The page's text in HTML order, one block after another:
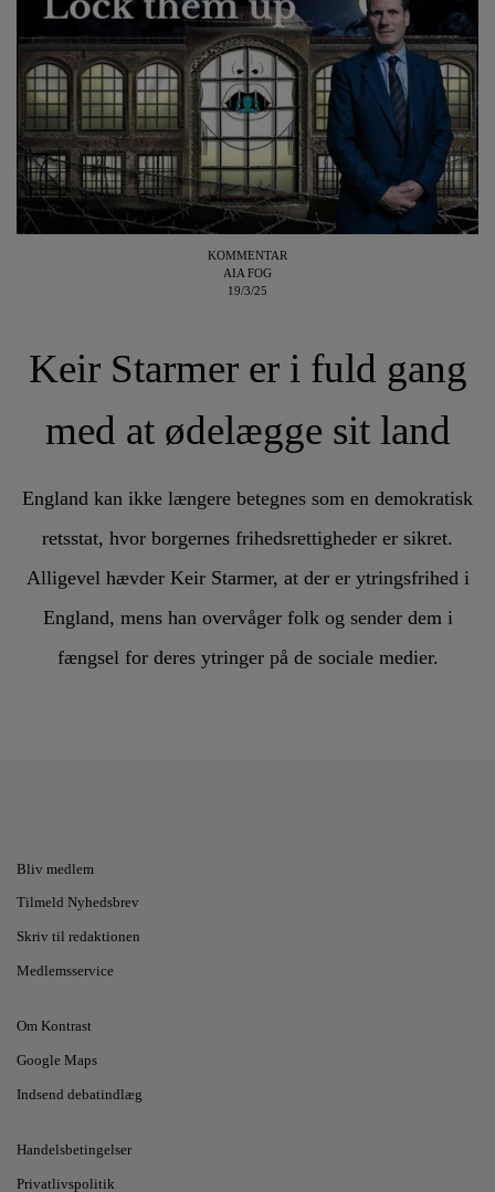
KOMMENTAR
AIA FOG
19/3/25
Keir Starmer er i fuld gang
med at ødelægge sit land
England kan ikke længere betegnes som en demokratisk
retsstat, hvor borgernes frihedsrettigheder er sikret.
Alligevel hævder Keir Starmer, at der er ytringsfrihed i
England, mens han overvåger folk og sender dem i
fængsel for deres ytringer på de sociale medier.
Bliv medlem
Tilmeld Nyhedsbrev
Skriv til redaktionen
Medlemsservice
Om Kontrast
Google Maps
Indsend debatindlæg
Handelsbetingelser
Privatlivspolitik